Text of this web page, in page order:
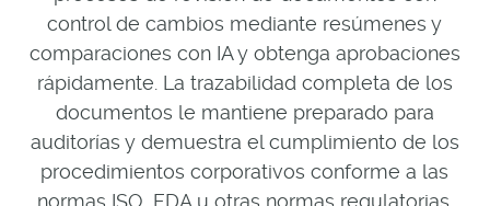
control de cambios mediante resúmenes y
comparaciones con IA y obtenga aprobaciones
rápidamente. La trazabilidad completa de los
documentos le mantiene preparado para
auditorías y demuestra el cumplimiento de los
procedimientos corporativos conforme a las
normas ISO, FDA u otras normas regulatorias.